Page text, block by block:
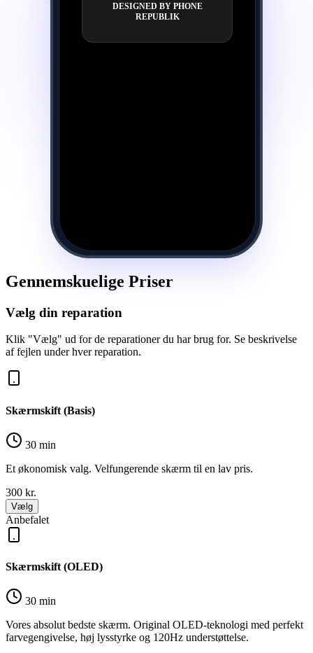
DESIGNED BY PHONE
REPUBLIK
Gennemskuelige Priser
Vælg din reparation
Klik "Vælg" ud for de reparationer du har brug for. Se beskrivelse
af fejlen under hver reparation.
Skærmskift (Basis)
30 min
Et økonomisk valg. Velfungerende skærm til en lav pris.
300 kr.
Vælg
Anbefalet
Skærmskift (OLED)
30 min
Vores absolut bedste skærm. Original OLED-teknologi med perfekt
farvegengivelse, høj lysstyrke og 120Hz understøttelse.